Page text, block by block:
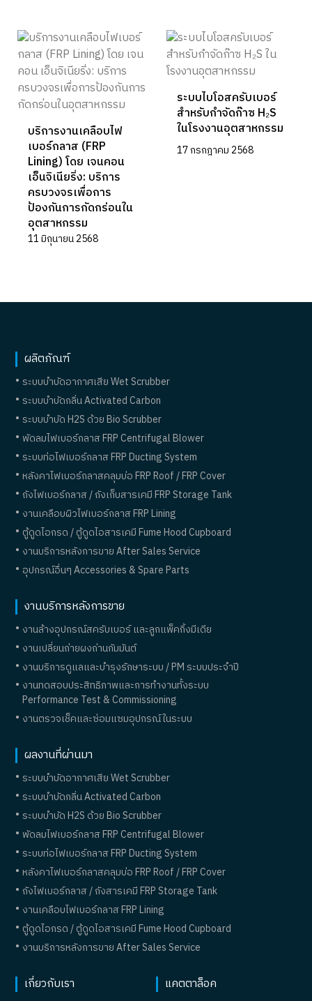
บริการงานเคลือบไฟ
เบอร์กลาส (FRP
Lining) โดย เจนคอน
เอ็นจิเนียริ่ง: บริการ
ครบวงจรเพื่อการ
ป้องกันการกัดกร่อนใน
อุตสาหกรรม
11 มิถุนายน 2568
ระบบไบโอสครับเบอร์
สำหรับกำจัดก๊าซ H₂S
ในโรงงานอุตสาหกรรม
17 กรกฎาคม 2568
ผลิตภัณฑ์
ระบบบำบัดอากาศเสีย Wet Scrubber
ระบบบำบัดกลิ่น Activated Carbon
ระบบบำบัด H2S ด้วย Bio Scrubber
พัดลมไฟเบอร์กลาส FRP Centrifugal Blower
ระบบท่อไฟเบอร์กลาส FRP Ducting System
หลังคาไฟเบอร์กลาสคลุมบ่อ FRP Roof / FRP Cover
ถังไฟเบอร์กลาส / ถังเก็บสารเคมี FRP Storage Tank
งานเคลือบผิวไฟเบอร์กลาส FRP Lining
ตู้ดูดไอกรด / ตู้ดูดไอสารเคมี Fume Hood Cupboard
งานบริการหลังการขาย After Sales Service
อุปกรณ์อื่นๆ Accessories & Spare Parts
งานบริการหลังการขาย
งานล้างอุปกรณ์สครับเบอร์ และลูกแพ็คกิ้งมีเดีย
งานเปลี่ยนถ่ายผงถ่านกัมมันต์
งานบริการดูแลและบำรุงรักษาระบบ / PM ระบบประจำปี
งานทดสอบประสิทธิภาพและการทำงานทั้งระบบ
Performance Test & Commissioning
งานตรวจเช็คและซ่อมแซมอุปกรณ์ในระบบ
ผลงานที่ผ่านมา
ระบบบำบัดอากาศเสีย Wet Scrubber
ระบบบำบัดกลิ่น Activated Carbon
ระบบบำบัด H2S ด้วย Bio Scrubber
พัดลมไฟเบอร์กลาส FRP Centrifugal Blower
ระบบท่อไฟเบอร์กลาส FRP Ducting System
หลังคาไฟเบอร์กลาสคลุมบ่อ FRP Roof / FRP Cover
ถังไฟเบอร์กลาส / ถังสารเคมี FRP Storage Tank
งานเคลือบไฟเบอร์กลาส FRP Lining
ตู้ดูดไอกรด / ตู้ดูดไอสารเคมี Fume Hood Cupboard
งานบริการหลังการขาย After Sales Service
เกี่ยวกับเรา แคตตาล็อค